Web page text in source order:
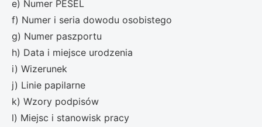
e) Numer PESEL
f) Numer i seria dowodu osobistego
g) Numer paszportu
h) Data i miejsce urodzenia
i) Wizerunek
j) Linie papilarne
k) Wzory podpisów
l) Miejsc i stanowisk pracy